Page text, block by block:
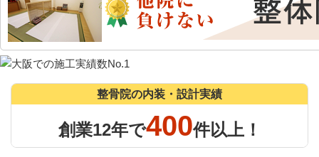
整骨院の内装・設計実績
創業12年で400件以上！